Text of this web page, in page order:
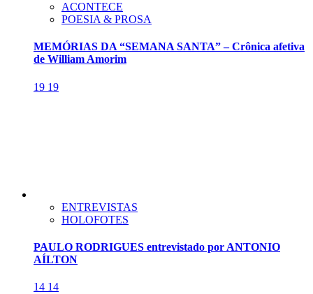
ACONTECE
POESIA & PROSA
MEMÓRIAS DA “SEMANA SANTA” – Crônica afetiva
de William Amorim
19 19
ENTREVISTAS
HOLOFOTES
PAULO RODRIGUES entrevistado por ANTONIO
AÍLTON
14 14